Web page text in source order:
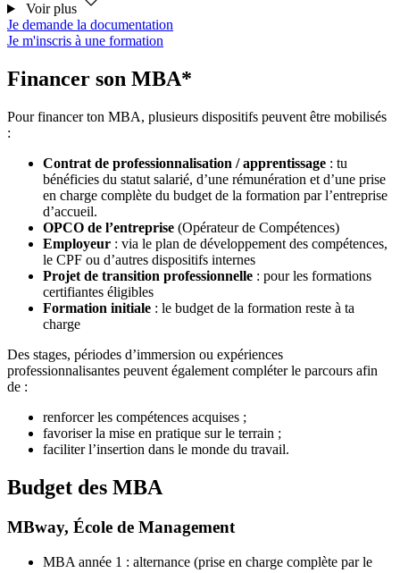
Voir plus
Je demande la documentation
Je m'inscris à une formation
Financer son MBA*
Pour financer ton MBA, plusieurs dispositifs peuvent être mobilisés
:
Contrat de professionnalisation / apprentissage : tu
bénéficies du statut salarié, d’une rémunération et d’une prise
en charge complète du budget de la formation par l’entreprise
d’accueil.
OPCO de l’entreprise (Opérateur de Compétences)
Employeur : via le plan de développement des compétences,
le CPF ou d’autres dispositifs internes
Projet de transition professionnelle : pour les formations
certifiantes éligibles
Formation initiale : le budget de la formation reste à ta
charge
Des stages, périodes d’immersion ou expériences
professionnalisantes peuvent également compléter le parcours afin
de :
renforcer les compétences acquises ;
favoriser la mise en pratique sur le terrain ;
faciliter l’insertion dans le monde du travail.
Budget des MBA
MBway, École de Management
MBA année 1 : alternance (prise en charge complète par le